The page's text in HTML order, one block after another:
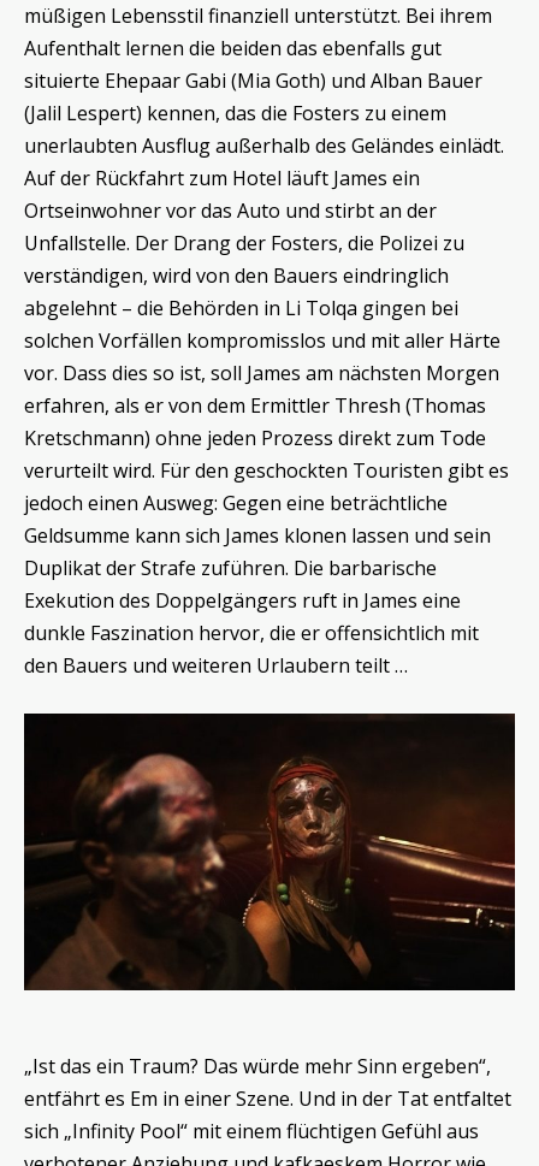
müßigen Lebensstil finanziell unterstützt. Bei ihrem
Aufenthalt lernen die beiden das ebenfalls gut
situierte Ehepaar Gabi (Mia Goth) und Alban Bauer
(Jalil Lespert) kennen, das die Fosters zu einem
unerlaubten Ausflug außerhalb des Geländes einlädt.
Auf der Rückfahrt zum Hotel läuft James ein
Ortseinwohner vor das Auto und stirbt an der
Unfallstelle. Der Drang der Fosters, die Polizei zu
verständigen, wird von den Bauers eindringlich
abgelehnt – die Behörden in Li Tolqa gingen bei
solchen Vorfällen kompromisslos und mit aller Härte
vor. Dass dies so ist, soll James am nächsten Morgen
erfahren, als er von dem Ermittler Thresh (Thomas
Kretschmann) ohne jeden Prozess direkt zum Tode
verurteilt wird. Für den geschockten Touristen gibt es
jedoch einen Ausweg: Gegen eine beträchtliche
Geldsumme kann sich James klonen lassen und sein
Duplikat der Strafe zuführen. Die barbarische
Exekution des Doppelgängers ruft in James eine
dunkle Faszination hervor, die er offensichtlich mit
den Bauers und weiteren Urlaubern teilt …
„Ist das ein Traum? Das würde mehr Sinn ergeben“,
entfährt es Em in einer Szene. Und in der Tat entfaltet
sich „Infinity Pool“ mit einem flüchtigen Gefühl aus